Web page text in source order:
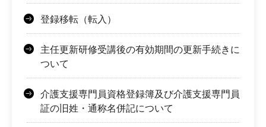
登録移転（転入）
主任更新研修受講後の有効期間の更新手続きに
ついて
介護支援専門員資格登録簿及び介護支援専門員
証の旧姓・通称名併記について